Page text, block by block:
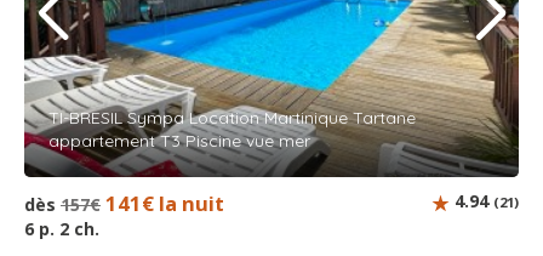
TI-BRESIL Sympa Location Martinique Tartane
appartement T3 Piscine vue mer
dès 157€ 141€ la nuit
6 p. 2 ch.
4.94 (21)